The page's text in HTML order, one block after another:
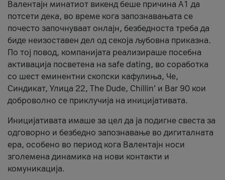
Валентајн минатиот викенд беше причина А1 да
потсети дека, во време кога запознавањата се
почесто започнуваат онлајн, безбедноста треба да
биде неизоставен дел од секоја љубовна приказна.
По тој повод, компанијата реализираше посебна
активација посветена на safe dating, во соработка
со шест еминентни скопски кафулиња, Че,
Синдикат, Улица 22, The Dude, Chillin’ и Bar 90 кои
доброволно се приклучија на иницијативата.
Иницијативата имаше за цел да ја подигне свеста за
одговорно и безбедно запознавање во дигиталната
ера, особено во период кога Валентајн носи
зголемена динамика на нови контакти и
комуникација.